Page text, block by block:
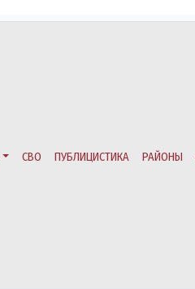
СВО ПУБЛИЦИСТИКА РАЙОНЫ